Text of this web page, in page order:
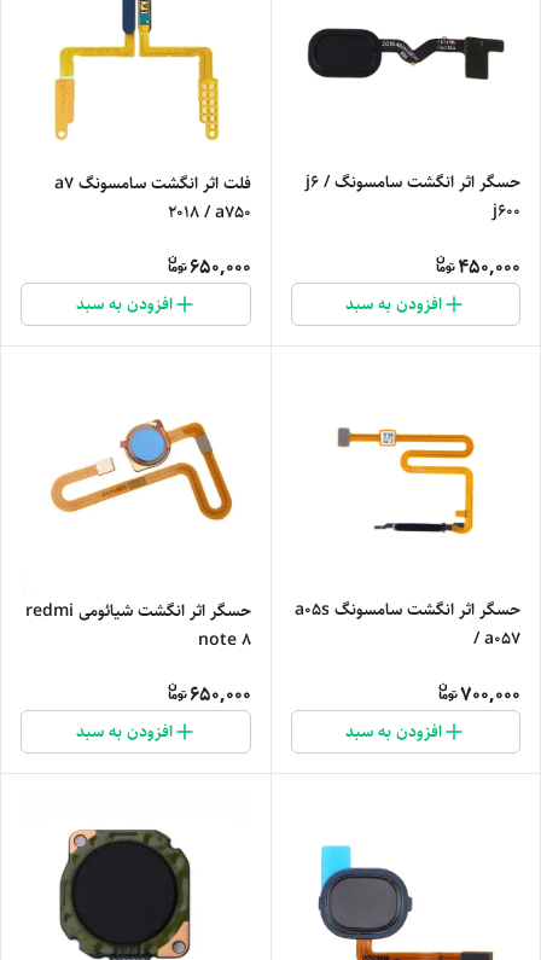
حسگر اثر انگشت سامسونگ j6 /
j600
450,000
افزودن به سبد
فلت اثر انگشت سامسونگ a7
2018 / a750
650,000
افزودن به سبد
حسگر اثر انگشت سامسونگ a05s
/ a057
700,000
افزودن به سبد
حسگر اثر انگشت شیائومی redmi
note 8
650,000
افزودن به سبد